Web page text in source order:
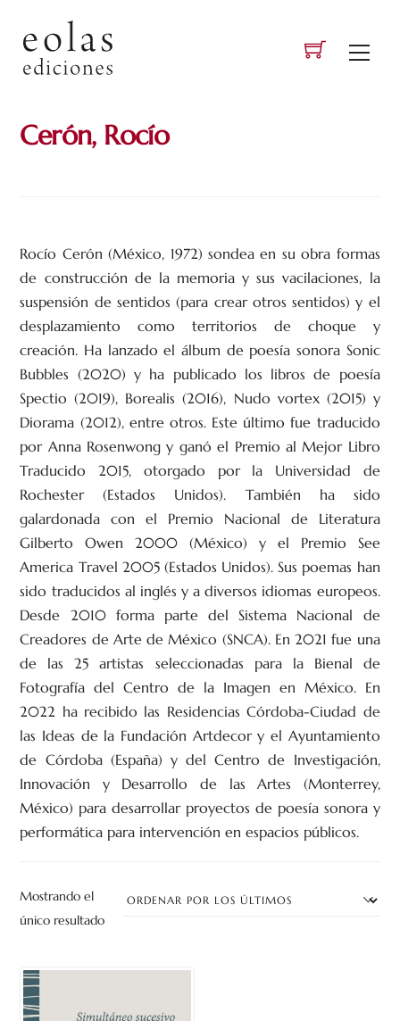
content
Cerón, Rocío
Rocío Cerón (México, 1972) sondea en su obra formas
de construcción de la memoria y sus vacilaciones, la
suspensión de sentidos (para crear otros sentidos) y el
desplazamiento como territorios de choque y
creación. Ha lanzado el álbum de poesía sonora Sonic
Bubbles (2020) y ha publicado los libros de poesía
Spectio (2019), Borealis (2016), Nudo vortex (2015) y
Diorama (2012), entre otros. Este último fue traducido
por Anna Rosenwong y ganó el Premio al Mejor Libro
Traducido 2015, otorgado por la Universidad de
Rochester (Estados Unidos). También ha sido
galardonada con el Premio Nacional de Literatura
Gilberto Owen 2000 (México) y el Premio See
America Travel 2005 (Estados Unidos). Sus poemas han
sido traducidos al inglés y a diversos idiomas europeos.
Desde 2010 forma parte del Sistema Nacional de
Creadores de Arte de México (SNCA). En 2021 fue una
de las 25 artistas seleccionadas para la Bienal de
Fotografía del Centro de la Imagen en México. En
2022 ha recibido las Residencias Córdoba-Ciudad de
las Ideas de la Fundación Artdecor y el Ayuntamiento
de Córdoba (España) y del Centro de Investigación,
Innovación y Desarrollo de las Artes (Monterrey,
México) para desarrollar proyectos de poesía sonora y
performática para intervención en espacios públicos.
Mostrando el
único resultado